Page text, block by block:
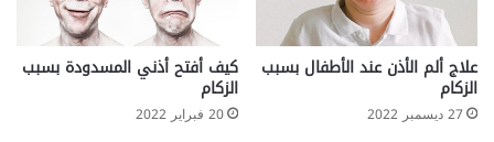
علاج ألم الأذن عند الأطفال بسبب
الزكام
27 ديسمبر 2022
كيف أفتح أذني المسدودة بسبب
الزكام
20 فبراير 2022